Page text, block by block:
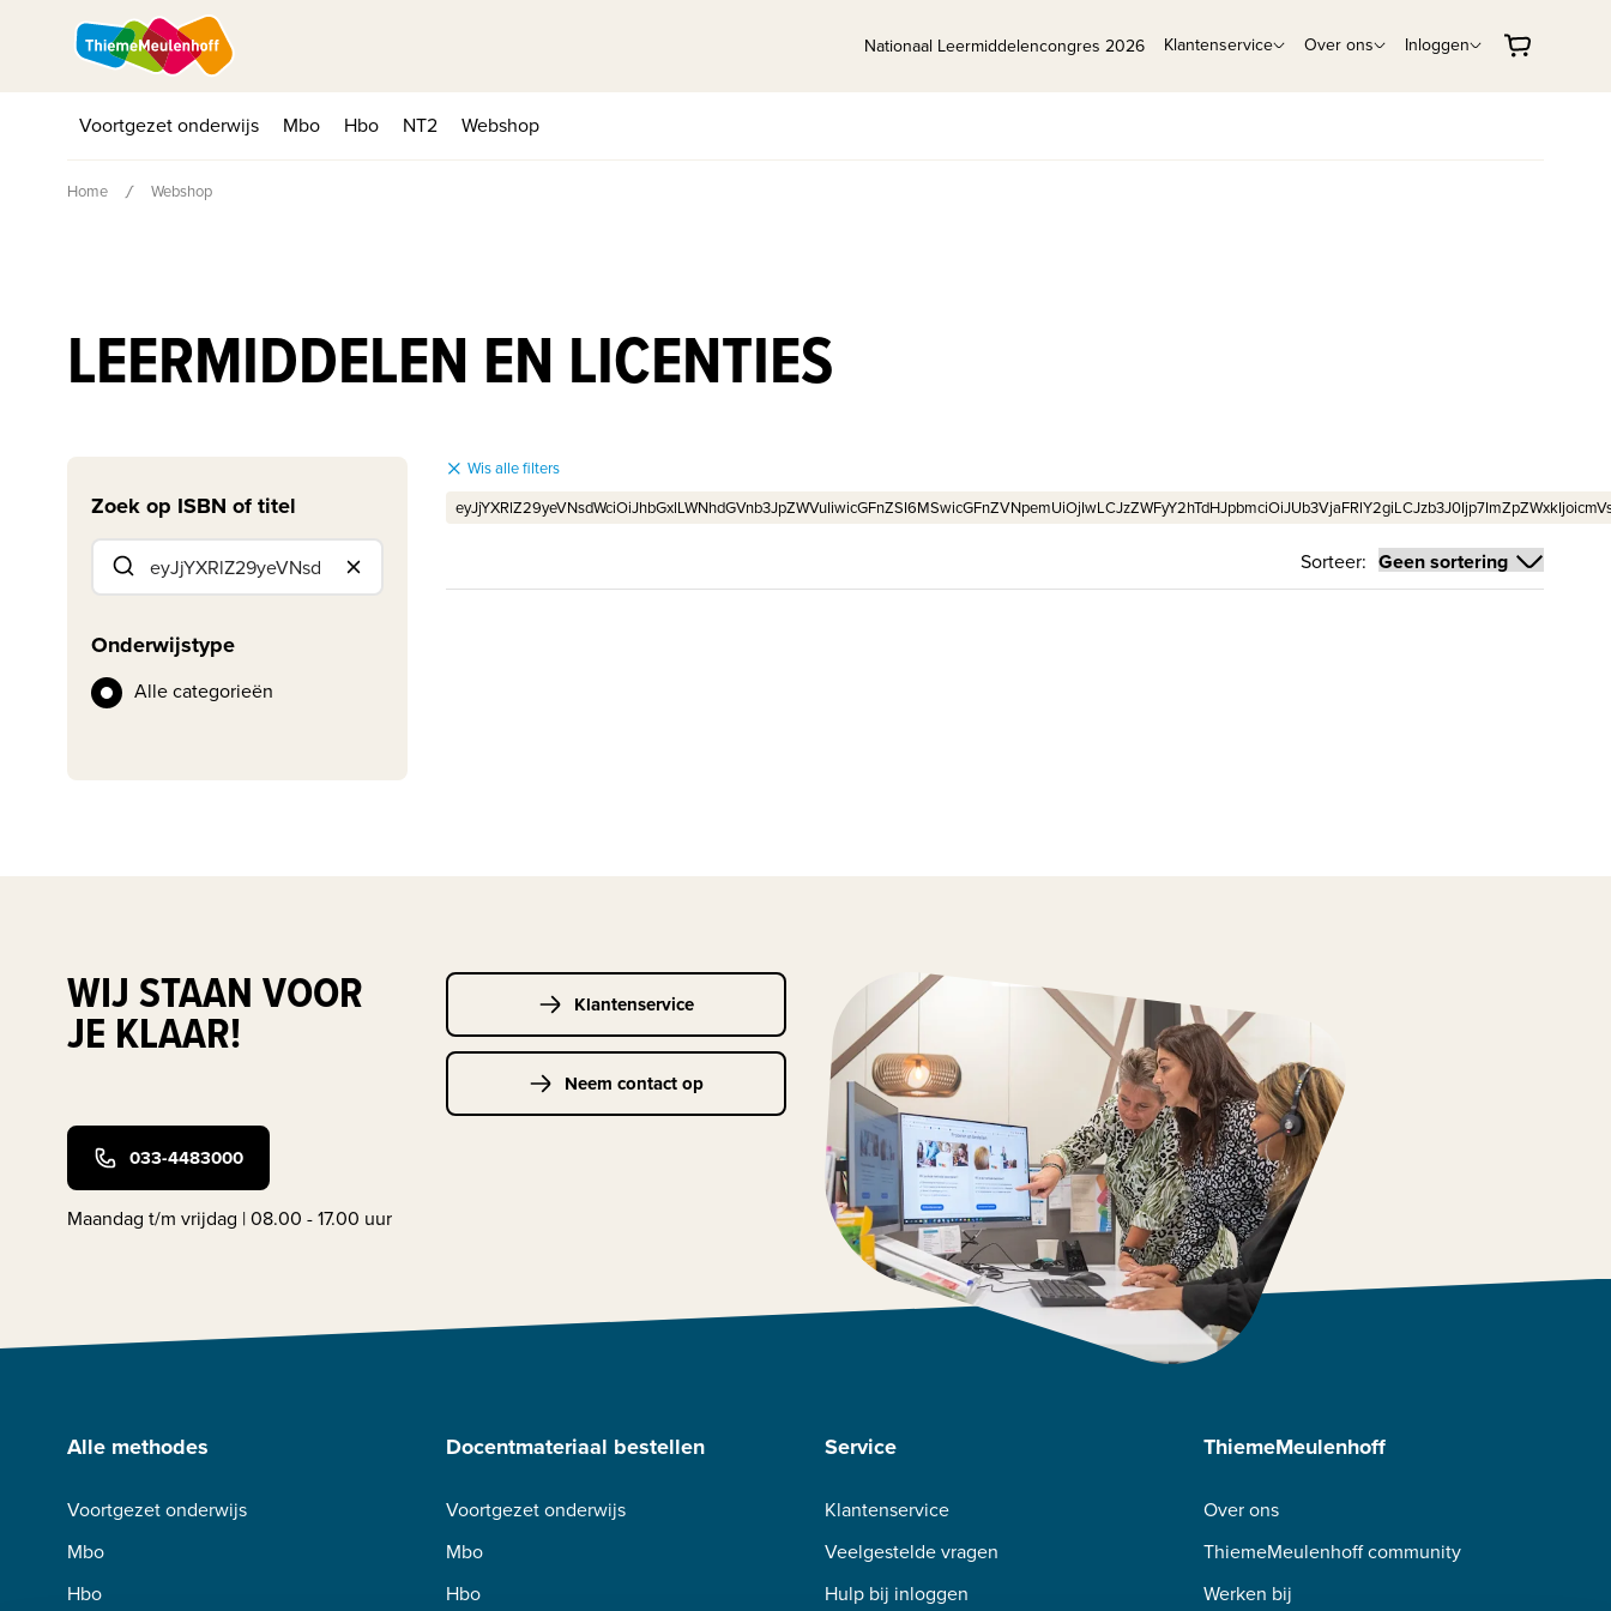
Nationaal Leermiddelencongres 2026 Klantenservice Over ons Inloggen
Voortgezet onderwijs Mbo Hbo NT2 Webshop
Home Webshop
LEERMIDDELEN EN LICENTIES
Zoek op ISBN of titel
Onderwijstype
Alle categorieën
Wis alle filters
Sorteer:
WIJ STAAN VOOR
JE KLAAR!
033-4483000
Maandag t/m vrijdag | 08.00 - 17.00 uur
Klantenservice
Neem contact op
Alle methodes
Voortgezet onderwijs
Mbo
Hbo
Docentmateriaal bestellen
Voortgezet onderwijs
Mbo
Hbo
Service
Klantenservice
Veelgestelde vragen
Hulp bij inloggen
ThiemeMeulenhoff
Over ons
ThiemeMeulenhoff community
Werken bij